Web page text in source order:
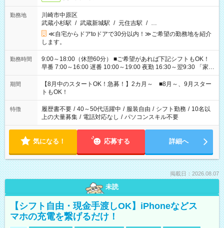
勤務地
川崎市中原区
武蔵小杉駅 / 武蔵新城駅 / 元住吉駅 / …
≪自宅からドアtoドアで30分以内！≫ご希望の勤務地を紹介
します。
勤務時間
9:00～18:00（休憩60分） ■ご希望があれば下記シフトもOK！
早番 7:00～16:00 遅番 10:00～19:00 夜勤 16:30～翌9:30 「家族
と休みを合わせたい」 「余裕を持って夕飯の準備がしたい」
「できれば残業はしたくない」 など、ご希望を教えてください
ね。 ※Wワーク希望の方へ 今ご覧のお仕事で希望する勤務時間
と、もう1つのお仕事の勤務時間。 合計で週40時間を超える場
合は応募できません。
期間
【8月中のスタートOK！急募！】2カ月～ ■8月～、9月スター
トもOK！
特徴 履歴書不要 / 40～50代活躍中 / 服装自由 / シフト勤務 / 10名以
上の大量募集 / 電話対応なし / パソコンスキル不要
気になる！ 応募する 詳細へ
掲載日：2026.08.07
未読
【シフト自由・現金手渡しOK】iPhoneなどス
マホの充電を繋げるだけ！